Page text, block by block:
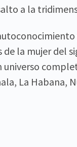
a la
la mujer del
La Habana,